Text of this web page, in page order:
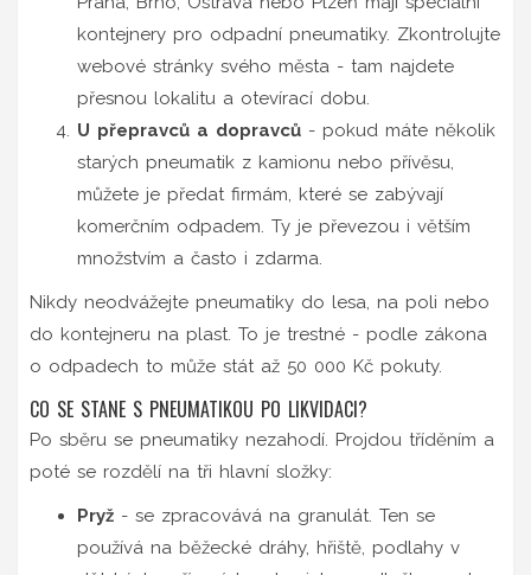
kontejnery pro odpadní pneumatiky. Zkontrolujte
webové stránky svého města - tam najdete
přesnou lokalitu a otevírací dobu.
U přepravců a dopravců - pokud máte několik
starých pneumatik z kamionu nebo přívěsu,
můžete je předat firmám, které se zabývají
komerčním odpadem. Ty je převezou i větším
množstvím a často i zdarma.
Nikdy neodvážejte pneumatiky do lesa, na poli nebo
do kontejneru na plast. To je trestné - podle zákona
o odpadech to může stát až 50 000 Kč pokuty.
CO SE STANE S PNEUMATIKOU PO LIKVIDACI?
Po sběru se pneumatiky nezahodí. Projdou tříděním a
poté se rozdělí na tři hlavní složky:
Pryž - se zpracovává na granulát. Ten se
používá na běžecké dráhy, hřiště, podlahy v